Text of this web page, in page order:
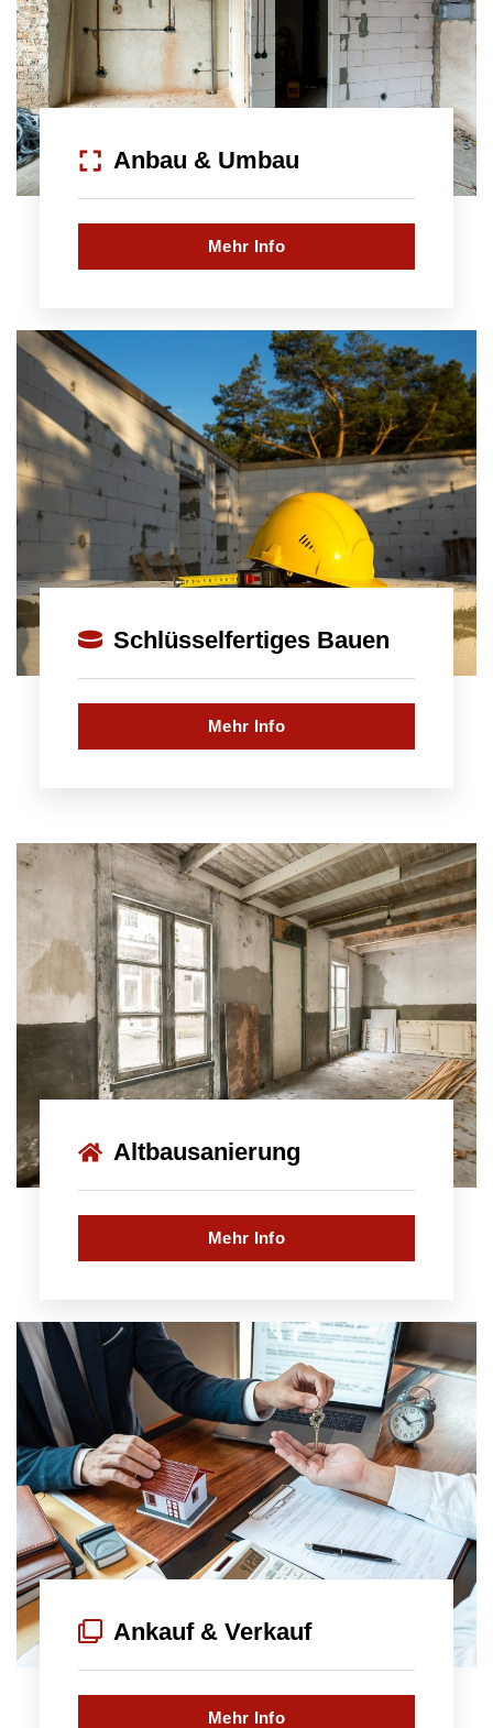
Anbau & Umbau
Mehr Info
Schlüsselfertiges Bauen
Mehr Info
Altbausanierung
Mehr Info
Ankauf & Verkauf
Mehr Info